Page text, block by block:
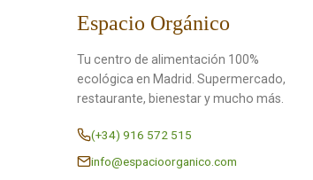
Espacio Orgánico
Tu centro de alimentación 100%
ecológica en Madrid. Supermercado,
restaurante, bienestar y mucho más.
(+34) 916 572 515
info@espacioorganico.com